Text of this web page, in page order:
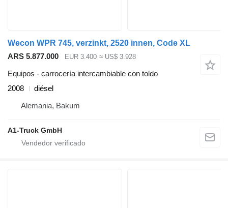
Wecon WPR 745, verzinkt, 2520 innen, Code XL
ARS 5.877.000
EUR 3.400 ≈ US$ 3.928
Equipos - carrocería intercambiable con toldo
2008
diésel
Alemania, Bakum
A1-Truck GmbH